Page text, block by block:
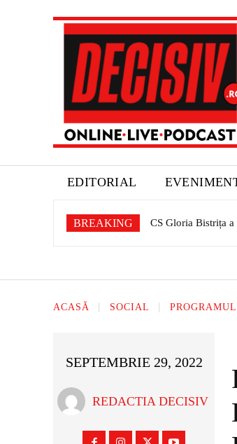
EDITORIAL
BREAKING CS Gloria Bistrița a
Expoziție
ACASĂ SOCIAL
SEPTEMBRIE 29, 2022
REDACTIA DECISIV